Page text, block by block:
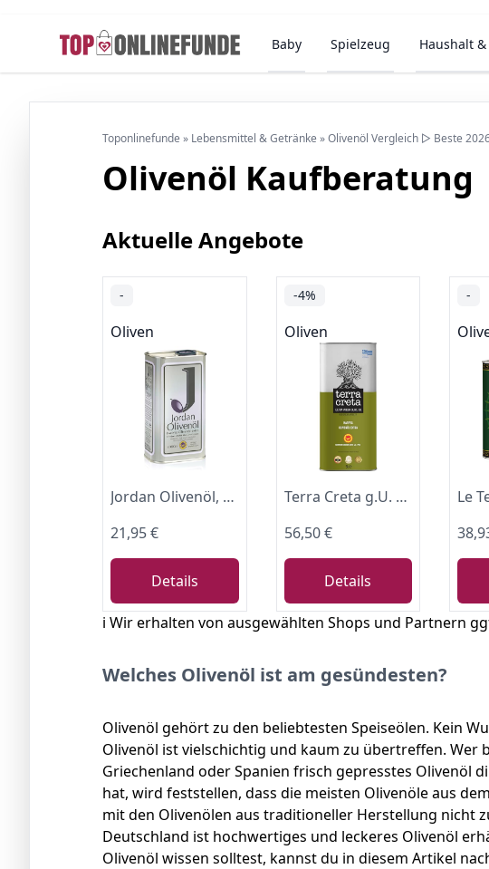
Baby Spielzeug Haushalt
Toponlinefunde » Lebensmittel & Getränke »Olivenöl Vergleich ▷ Beste
Olivenöl Kaufberatung
Aktuelle Angebote
-
Oliven
Jordan Olivenöl, Natives Extra Olivenoel, in Kanister 1 Liter
21,95 €
Details
-4%
Oliven
Terra Creta g.U. Extra natives Olivenöl aus Kreta - 5 Liter Kanister
56,50 €
Details
-
ℹ️ Wir erhalten von ausgewählten Shops und Partnern
Welches Olivenöl ist am gesündesten?
Olivenöl gehört zu den beliebtesten Speiseölen. Kein
Olivenöl ist vielschichtig und kaum zu übertreffen. Wer
Griechenland oder Spanien frisch gepresstes Olivenöl
hat, wird feststellen, dass die meisten Olivenöle aus
mit den Olivenölen aus traditioneller Herstellung nicht
Deutschland ist hochwertiges und leckeres Olivenöl
Olivenöl wissen solltest, kannst du in diesem Artikel